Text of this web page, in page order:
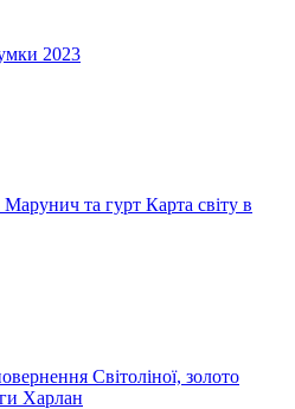
2023
та гурт Карта світу в
Світоліної, золото
Харлан